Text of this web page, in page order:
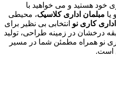
خود هستید و می خواهید با
و یا مبلمان اداری کلاسیک، محیطی
کاری نو انتخابی بی نظیر برای
از 25 سال سابقه درخشان در زمینه طراحی، تولید
نو همراه مطمئن شما در مسیر
است.